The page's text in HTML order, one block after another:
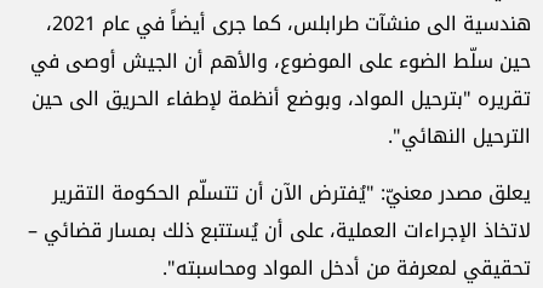
هندسية الى منشآت طرابلس، كما جرى أيضاً في عام 2021،
حين سلّط الضوء على الموضوع، والأهم أن الجيش أوصى في
تقريره "بترحيل المواد، وبوضع أنظمة لإطفاء الحريق الى حين
الترحيل النهائي".
يعلق مصدر معنيّ: "يُفترض الآن أن تتسلّم الحكومة التقرير
لاتخاذ الإجراءات العملية، على أن يُستتبع ذلك بمسار قضائي –
تحقيقي لمعرفة من أدخل المواد ومحاسبته".